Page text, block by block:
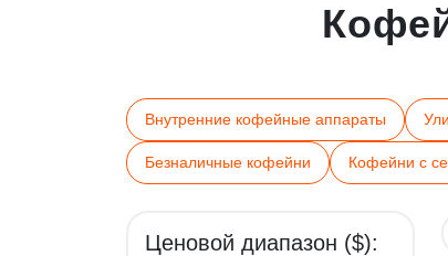
Внутренние кофейные аппараты
Безналичные кофейни Кофейни с
Ценовой диапазон ($):